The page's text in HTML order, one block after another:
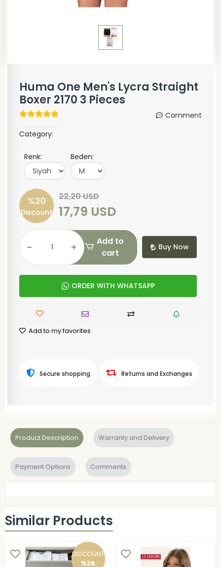
Huma One Men's Lycra Straight
Boxer 2170 3 Pieces
Comment
Category:
Renk: Beden:
%20
Discount
22,20 USD
17,79 USD
Add to
cart
Buy Now
ORDER WITH WHATSAPP
Add to my favorites
Secure shopping Returns and Exchanges
Product Description Warranty and Delivery
Payment Options Comments
Similar Products
DISCOUNT
%26